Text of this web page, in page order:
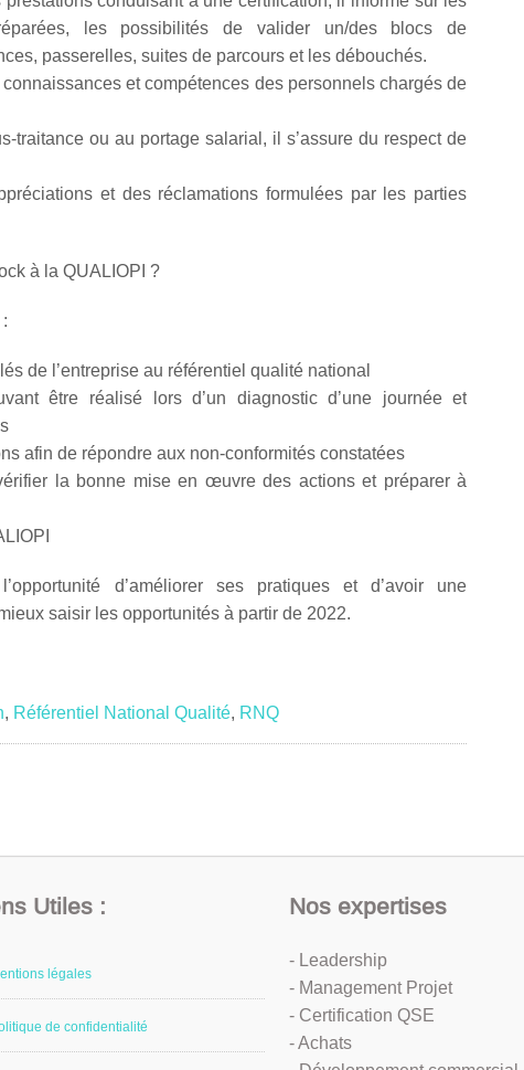
les possibilités de valider un/des blocs de
passerelles, suites de parcours et les débouchés.
et compétences des personnels chargés de
traitance ou au portage salarial, il s’assure du respect de
et des réclamations formulées par les parties
à la QUALIOPI ?
de l’entreprise au référentiel qualité national
être réalisé lors d’un diagnostic d’une journée et
afin de répondre aux non-conformités constatées
la bonne mise en œuvre des actions et préparer à
d’améliorer ses pratiques et d’avoir une
saisir les opportunités à partir de 2022.
, Référentiel National Qualité, RNQ
Utiles :
légales
de confidentialité
Nos expertises
- Leadership
- Management Projet
- Certification QSE
- Achats